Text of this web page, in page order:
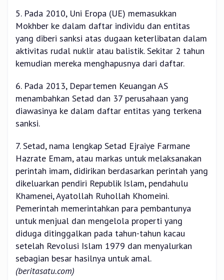
5. Pada 2010, Uni Eropa (UE) memasukkan
Mokhber ke dalam daftar individu dan entitas
yang diberi sanksi atas dugaan keterlibatan dalam
aktivitas rudal nuklir atau balistik. Sekitar 2 tahun
kemudian mereka menghapusnya dari daftar.
6. Pada 2013, Departemen Keuangan AS
menambahkan Setad dan 37 perusahaan yang
diawasinya ke dalam daftar entitas yang terkena
sanksi.
7. Setad, nama lengkap Setad Ejraiye Farmane
Hazrate Emam, atau markas untuk melaksanakan
perintah imam, didirikan berdasarkan perintah yang
dikeluarkan pendiri Republik Islam, pendahulu
Khamenei, Ayatollah Ruhollah Khomeini.
Pemerintah memerintahkan para pembantunya
untuk menjual dan mengelola properti yang
diduga ditinggalkan pada tahun-tahun kacau
setelah Revolusi Islam 1979 dan menyalurkan
sebagian besar hasilnya untuk amal.
(beritasatu.com)